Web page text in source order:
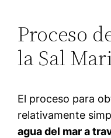
Proceso
la Sal
El proceso para
relativamente
agua del mar a